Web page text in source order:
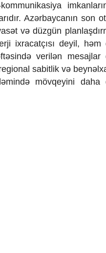
Azərbaycanın son
və düzgün
ixracatçısı deyil, həm
verilən mesajlar
sabitlik və
mövqeyini daha